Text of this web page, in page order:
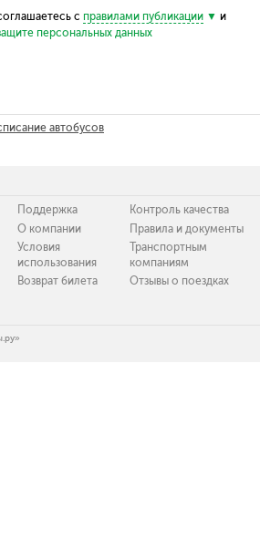
с правилами публикации
и
персональных данных
автобусов
Поддержка
О компании
Условия
использования
Возврат билета
Контроль качества
Правила и документы
Транспортным
компаниям
Отзывы о поездках